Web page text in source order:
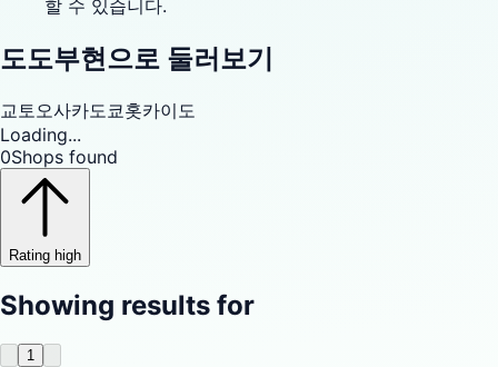
할 수 있습니다.
도도부현으로 둘러보기
교토 오사카도쿄홋카이도
Loading...
0Shops found
Rating high
Showing results for
1